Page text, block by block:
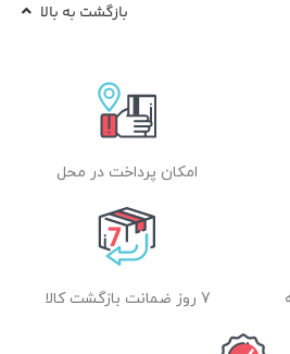
بازگشت به بالا
امکان پرداخت در محل
7 روز ضمانت بازگشت کالا